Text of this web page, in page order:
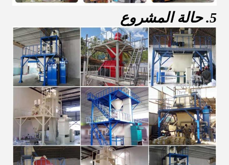
5. حالة المشروع